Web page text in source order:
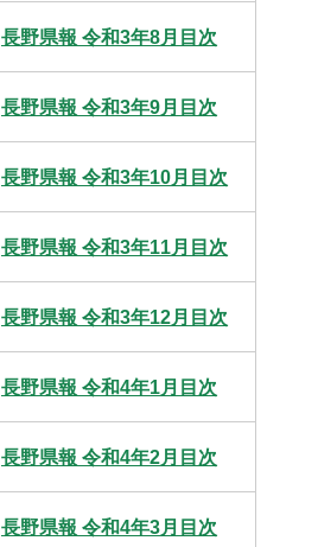
長野県報 令和3年8月目次
長野県報 令和3年9月目次
長野県報 令和3年10月目次
長野県報 令和3年11月目次
長野県報 令和3年12月目次
長野県報 令和4年1月目次
長野県報 令和4年2月目次
長野県報 令和4年3月目次